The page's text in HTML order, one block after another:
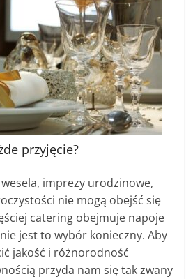
przyjęcie?
imprezy urodzinowe,
nie mogą obejść się
catering obejmuje napoje
jest to wybór konieczny. Aby
jakość i różnorodność
przyda nam się tak zwany